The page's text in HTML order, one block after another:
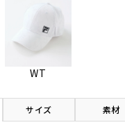
WT
サイズ 素材